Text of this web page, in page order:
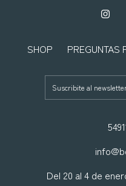
SHOP PREGUNTAS
Del 20 al 4 de